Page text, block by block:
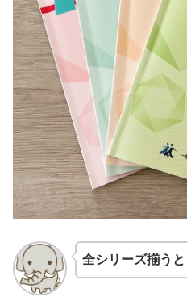
全シリーズ揃う